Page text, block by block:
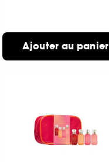
Ajouter au panier